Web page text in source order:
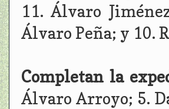
11. Álvaro
Álvaro Peña; y 10.
Completan la
Álvaro Arroyo; 5.